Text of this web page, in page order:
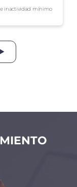
inactividad mínimo